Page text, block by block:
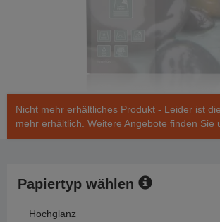
Nicht mehr erhältliches Produkt - Leider ist
mehr erhältlich. Weitere Angebote finden Sie
Papiertyp wählen
Hochglanz